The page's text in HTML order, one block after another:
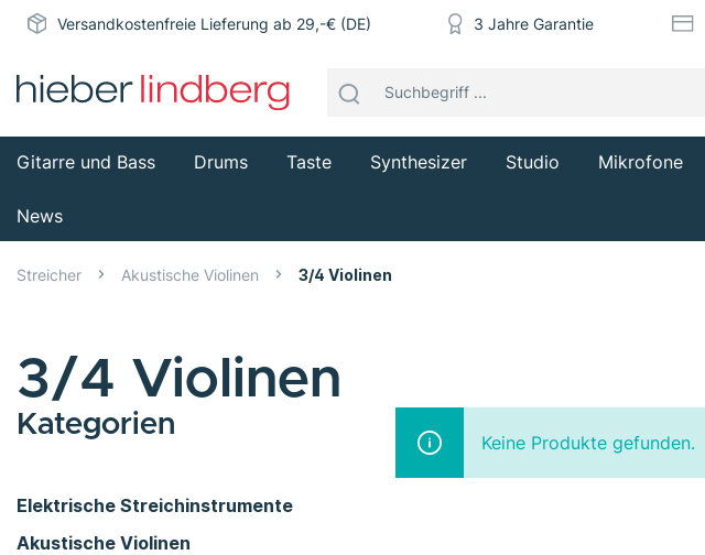
Versandkostenfreie Lieferung ab 29,-€ (DE) 3 Jahre Garantie
Gitarre und Bass Drums Taste Synthesizer Studio Mikrofone
News
Streicher Akustische Violinen 3/4 Violinen
3/4 Violinen
Kategorien
Elektrische Streichinstrumente
Akustische Violinen
Keine Produkte gefunden.